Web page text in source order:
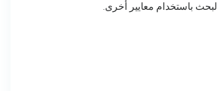
باستخدام معايير أخرى.